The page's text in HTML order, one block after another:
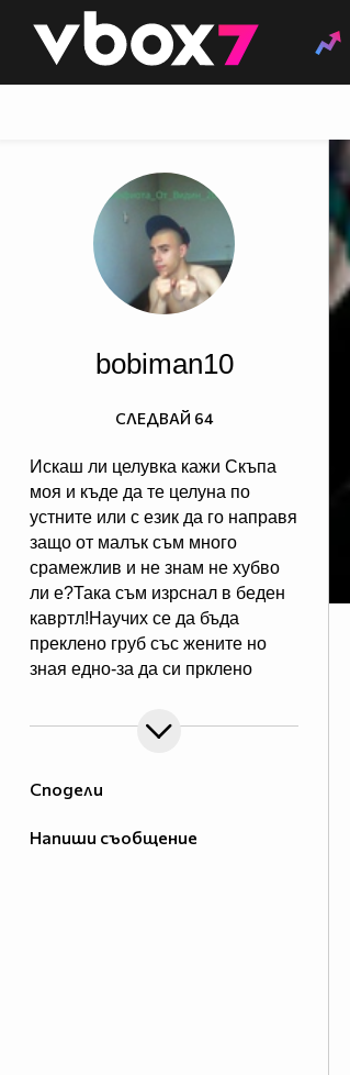
👾
Сподели
Напиши съобщение
bobiman10
Искаш ли целувка кажи Скъпа
моя и къде да те целуна по
устните или с език да го направя
защо от малък съм много
срaмeжлив и не знам не хубво
ли e?Така съм изрснал в беден
кавртл!Научих се да бъда
преклено груб със жените но
зная едно-за да си прклено
сърце една рап песен на
Боби_Табелката по прякор
СЛЕДВАЙ 64